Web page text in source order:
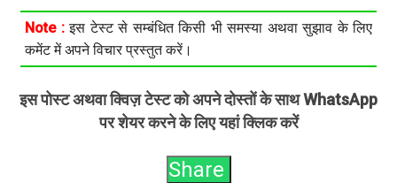
Note :इस टेस्ट से सम्बंधित किसी भी समस्या अथवा सुझाव के लिए
कमेंट में अपने विचार प्रस्तुत करें।
इस पोस्ट अथवा क्विज़ टेस्ट को अपने दोस्तों के साथ WhatsApp
पर शेयर करने के लिए यहां क्लिक करें
Share